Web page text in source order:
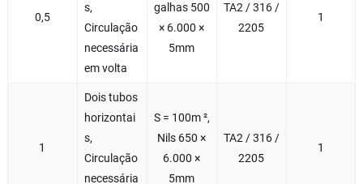
0,5
s,
Circulação
necessária
em volta
galhas 500
× 6.000 ×
5mm
TA2 / 316 /
2205
1
1
Dois tubos
horizontai
s,
Circulação
necessária
S = 100m ²,
Nils 650 ×
6.000 ×
5mm
TA2 / 316 /
2205
1